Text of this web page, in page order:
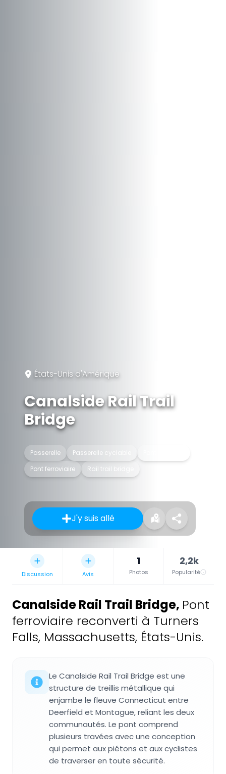
États-Unis d'Amérique
Canalside Rail Trail
Bridge
Passerelle Passerelle cyclable
Pont ferroviaire
Rail trail bridge
J'y suis allé
Discussion Avis
1
Photos
2,2k
Popularité
Canalside Rail Trail Bridge, Pont
ferroviaire reconverti à Turners
Falls, Massachusetts, États-Unis.
Le Canalside Rail Trail Bridge est une
structure de treillis métallique qui
enjambe le fleuve Connecticut entre
Deerfield et Montague, reliant les deux
communautés. Le pont comprend
plusieurs travées avec une conception
qui permet aux piétons et aux cyclistes
de traverser en toute sécurité.